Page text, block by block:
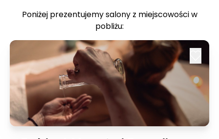
Poniżej prezentujemy salony z miejscowości w
pobliżu: